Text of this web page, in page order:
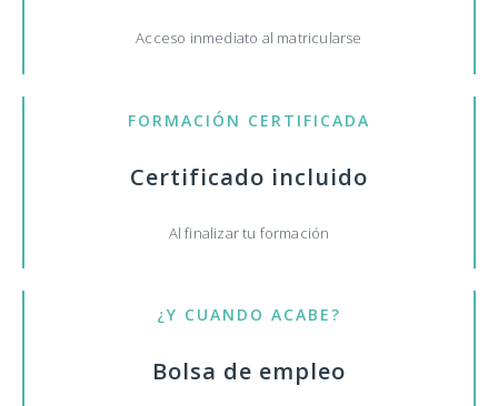
Acceso inmediato al matricularse
FORMACIÓN CERTIFICADA
Certificado incluido
Al finalizar tu formación
¿Y CUANDO ACABE?
Bolsa de empleo